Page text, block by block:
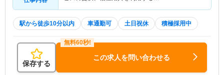
駅から徒歩10分以内 車通勤可 土日祝休 積極採用中
保存する
この求人を問い合わせる